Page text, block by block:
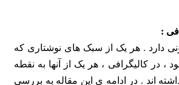
:
دارد . هر یک از سبک‌ های نوشتاری که
، در کالیگرافی ، هر یک از آنها به نقطه
اند . در ادامه ی این مقاله به بررسی